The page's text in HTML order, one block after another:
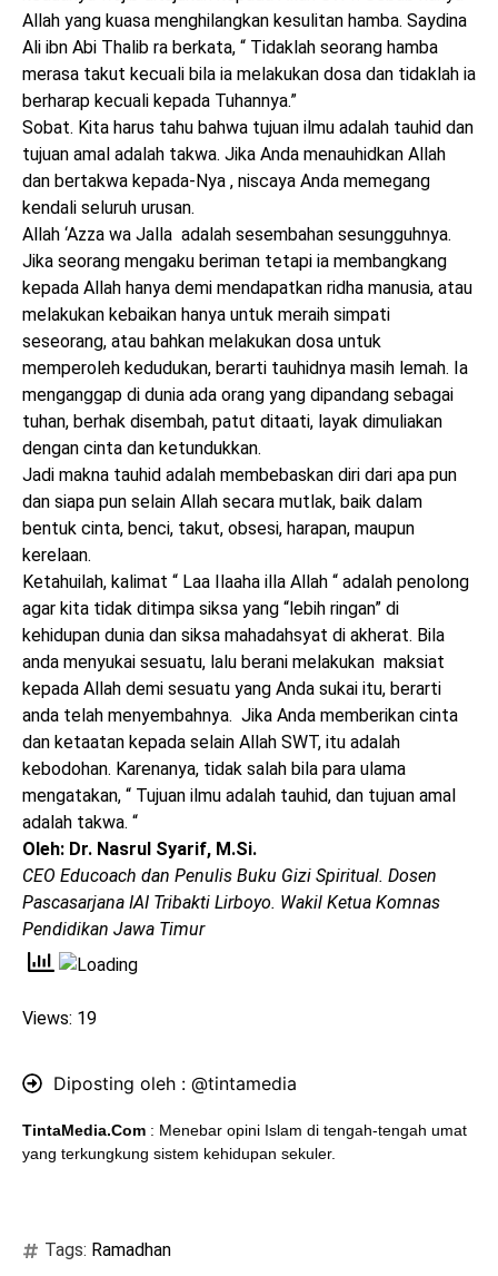
Allah yang kuasa menghilangkan kesulitan hamba. Saydina
Ali ibn Abi Thalib ra berkata, “ Tidaklah seorang hamba
merasa takut kecuali bila ia melakukan dosa dan tidaklah ia
berharap kecuali kepada Tuhannya.”
Sobat. Kita harus tahu bahwa tujuan ilmu adalah tauhid dan
tujuan amal adalah takwa. Jika Anda menauhidkan Allah
dan bertakwa kepada-Nya , niscaya Anda memegang
kendali seluruh urusan.
Allah ‘Azza wa Jalla adalah sesembahan sesungguhnya.
Jika seorang mengaku beriman tetapi ia membangkang
kepada Allah hanya demi mendapatkan ridha manusia, atau
melakukan kebaikan hanya untuk meraih simpati
seseorang, atau bahkan melakukan dosa untuk
memperoleh kedudukan, berarti tauhidnya masih lemah. Ia
menganggap di dunia ada orang yang dipandang sebagai
tuhan, berhak disembah, patut ditaati, layak dimuliakan
dengan cinta dan ketundukkan.
Jadi makna tauhid adalah membebaskan diri dari apa pun
dan siapa pun selain Allah secara mutlak, baik dalam
bentuk cinta, benci, takut, obsesi, harapan, maupun
kerelaan.
Ketahuilah, kalimat “ Laa Ilaaha illa Allah “ adalah penolong
agar kita tidak ditimpa siksa yang “lebih ringan” di
kehidupan dunia dan siksa mahadahsyat di akherat. Bila
anda menyukai sesuatu, lalu berani melakukan maksiat
kepada Allah demi sesuatu yang Anda sukai itu, berarti
anda telah menyembahnya. Jika Anda memberikan cinta
dan ketaatan kepada selain Allah SWT, itu adalah
kebodohan. Karenanya, tidak salah bila para ulama
mengatakan, “ Tujuan ilmu adalah tauhid, dan tujuan amal
adalah takwa. “
Oleh: Dr. Nasrul Syarif, M.Si.
CEO Educoach dan Penulis Buku Gizi Spiritual. Dosen
Pascasarjana IAI Tribakti Lirboyo. Wakil Ketua Komnas
Pendidikan Jawa Timur
Views: 19
Diposting oleh : @tintamedia
TintaMedia.Com : Menebar opini Islam di tengah-tengah umat
yang terkungkung sistem kehidupan sekuler.
Tags: Ramadhan